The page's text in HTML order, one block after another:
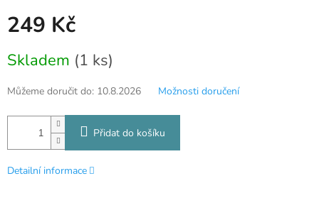
249 Kč
cena:
Skladem (1 ks)
Můžeme doručit do: 10.8.2026 Možnosti doručení
Přidat do košíku
Detailní informace